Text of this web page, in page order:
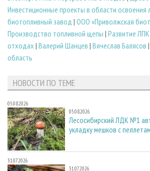
Инвестиционные проекты в области освоения
биотопливный завод | ООО «Приволжская
Производство топливной щепы | Развитие ЛПК
отходах | Валерий Шанцев | Вячеслав Балясов |
область
НОВОСТИ ПО ТЕМЕ
05.08.2026
05.08.2026
Лесосибирский ЛДК №1
укладку мешков с
31.07.2026
31.07.2026